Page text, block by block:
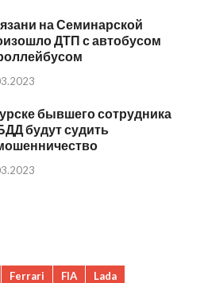
на Семинарской
ДТП с автобусом
бывшего сотрудника
будут судить
Ferrari FIA
Lada